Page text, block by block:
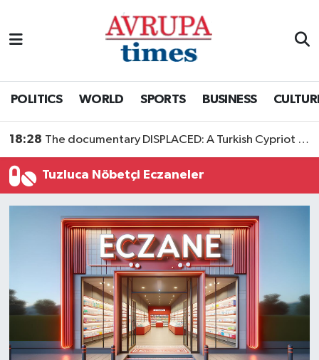
POLITICS WORLD SPORTS BUSINESS
18:28 The documentary DISPLACED: A Turkish Cypriot Story is now available to watch
Tuzluca Nöbetçi Eczaneler
Nöbetçi Eczaneler
Tüm Manşetler
Son Dakika Haberleri
Haber Arşivi